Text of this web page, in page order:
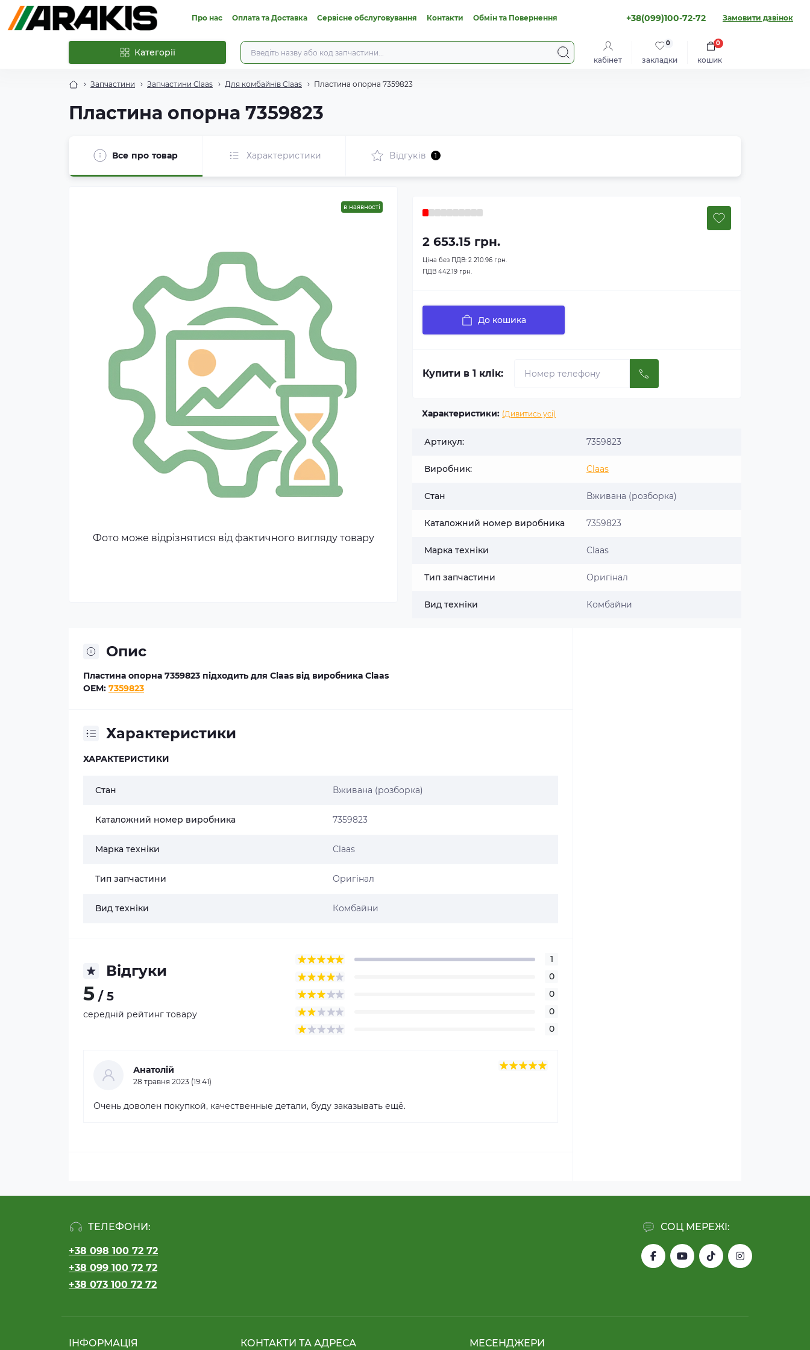
Про нас Оплата та Доставка Сервісне обслуговування Контакти Обмін та Повернення +38(099)100-72-72 Замовити дзвінок
Категорії
кабінет закладки
0
кошик
0
Запчастини Запчастини Claas Для комбайнів Claas Пластина опорна 7359823
Пластина опорна 7359823
Все про товар Характеристики Відгуків 1
в наявності
Фото може відрізнятися від фактичного вигляду товару
2 653.15 грн.
Ціна без ПДВ: 2 210.96 грн.
ПДВ 442.19 грн.
До кошика
Купити в 1 клік:
Характеристики: (Дивитись усі)
Артикул: 7359823
Виробник: Claas
Стан Вживана (розборка)
Каталожний номер виробника 7359823
Марка техніки Claas
Тип запчастини Оригінал
Вид техніки Комбайни
Опис
Пластина опорна 7359823 підходить для Claas від виробника Claas
OEM: 7359823
Характеристики
ХАРАКТЕРИСТИКИ
Стан Вживана (розборка)
Каталожний номер виробника 7359823
Марка техніки Claas
Тип запчастини Оригінал
Вид техніки Комбайни
Відгуки
5 / 5
середній рейтинг товару
1
0
0
0
0
Анатолій
28 травня 2023 (19:41)
Очень доволен покупкой, качественные детали, буду заказывать ещё.
ТЕЛЕФОНИ:
+38 098 100 72 72
+38 099 100 72 72
+38 073 100 72 72
СОЦ МЕРЕЖІ:
ІНФОРМАЦІЯ КОНТАКТИ ТА АДРЕСА МЕСЕНДЖЕРИ